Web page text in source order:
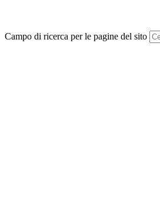
Campo di ricerca per le pagine del sito